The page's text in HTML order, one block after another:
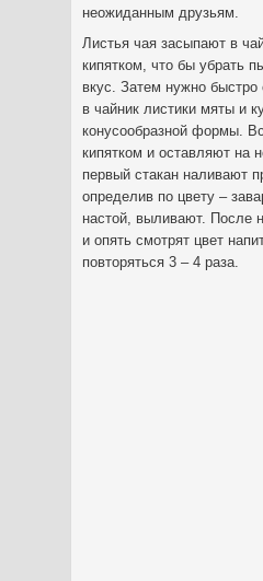
неожиданным друзьям.
Листья чая засыпают в
кипятком, что бы убрать
вкус. Затем нужно быстро
в чайник листики мяты и
конусообразной формы.
кипятком и оставляют на
первый стакан наливают
определив по цвету –
настой, выливают. После
и опять смотрят цвет
повторяться 3 – 4 раза.